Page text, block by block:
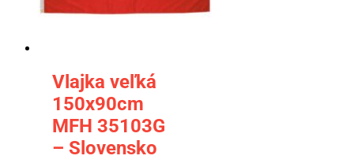
Vlajka veľká
150x90cm
MFH 35103G
– Slovensko